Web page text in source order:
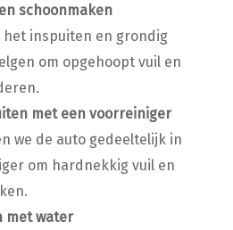
schoonmaken
het inspuiten en grondig
om opgehoopt vuil en
met een voorreiniger
we de auto gedeeltelijk in
om hardnekkig vuil en
met water